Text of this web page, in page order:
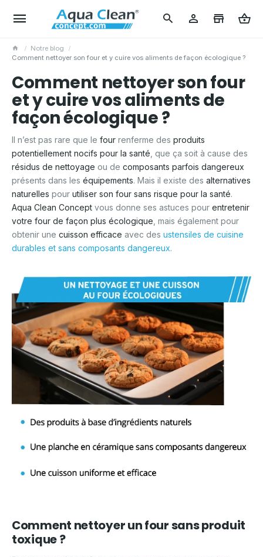
Notre blog
Comment nettoyer son four et y cuire vos aliments de façon écologique ?
Comment nettoyer son four
et y cuire vos aliments de
façon écologique ?
Il n’est pas rare que le four renferme des produits
potentiellement nocifs pour la santé , que ça soit à cause des
résidus de nettoyage ou de composants parfois dangereux
présents dans les équipements. Mais il existe des alternatives
naturelles pour utiliser son four sans risque pour la santé.
Aqua Clean Concept vous donne ses astuces pour entretenir
votre four de façon plus écologique , mais également pour
obtenir une cuisson efficace avec des ustensiles de cuisine
durables et sans composants dangereux.
Comment nettoyer un four sans produit
toxique ?